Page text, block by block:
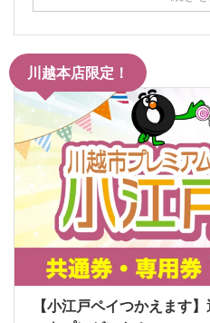
川越本店限定！
【小江戸ペイつかえます